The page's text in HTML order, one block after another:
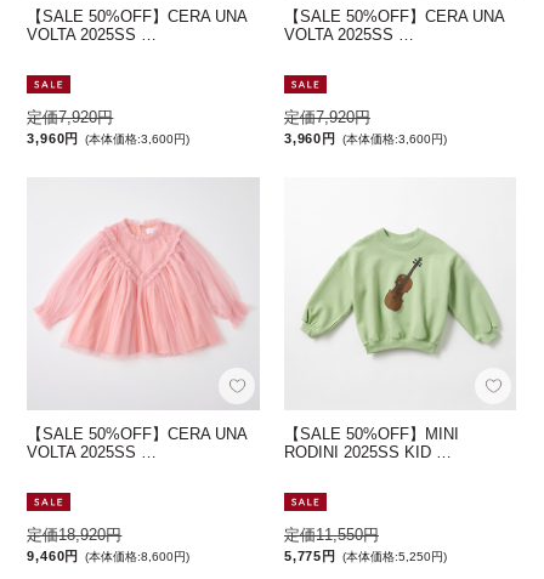
【SALE 50%OFF】CERA UNA
VOLTA 2025SS …
定価7,920円
3,960円 (本体価格:3,600円)
【SALE 50%OFF】CERA UNA
VOLTA 2025SS …
定価7,920円
3,960円 (本体価格:3,600円)
【SALE 50%OFF】CERA UNA
VOLTA 2025SS …
定価18,920円
9,460円 (本体価格:8,600円)
【SALE 50%OFF】MINI
RODINI 2025SS KID …
定価11,550円
5,775円 (本体価格:5,250円)